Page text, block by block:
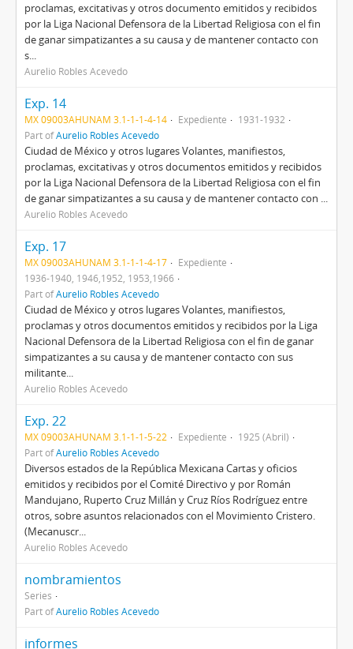
proclamas, excitativas y otros documento emitidos y recibidos
por la Liga Nacional Defensora de la Libertad Religiosa con el fin
de ganar simpatizantes a su causa y de mantener contacto con
s...
Aurelio Robles Acevedo
Exp. 14
MX 09003AHUNAM 3.1-1-1-4-14 Expediente
1931-1932
Part ofAurelio Robles Acevedo
Ciudad de México y otros lugares Volantes, manifiestos,
proclamas, excitativas y otros documentos emitidos y recibidos
por la Liga Nacional Defensora de la Libertad Religiosa con el fin
de ganar simpatizantes a su causa y de mantener contacto con ...
Aurelio Robles Acevedo
Exp. 17
MX 09003AHUNAM 3.1-1-1-4-17
Expediente
1936-1940, 1946,1952, 1953,1966
Part ofAurelio Robles Acevedo
Ciudad de México y otros lugares Volantes, manifiestos,
proclamas y otros documentos emitidos y recibidos por la Liga
Nacional Defensora de la Libertad Religiosa con el fin de ganar
simpatizantes a su causa y de mantener contacto con sus
militante...
Aurelio Robles Acevedo
Exp. 22
MX 09003AHUNAM 3.1-1-1-5-22 Expediente
1925 (Abril)
Part ofAurelio Robles Acevedo
Diversos estados de la República Mexicana Cartas y oficios
emitidos y recibidos por el Comité Directivo y por Román
Mandujano, Ruperto Cruz Millán y Cruz Ríos Rodríguez entre
otros, sobre asuntos relacionados con el Movimiento Cristero.
(Mecanuscr...
Aurelio Robles Acevedo
nombramientos
Series
Part ofAurelio Robles Acevedo
informes